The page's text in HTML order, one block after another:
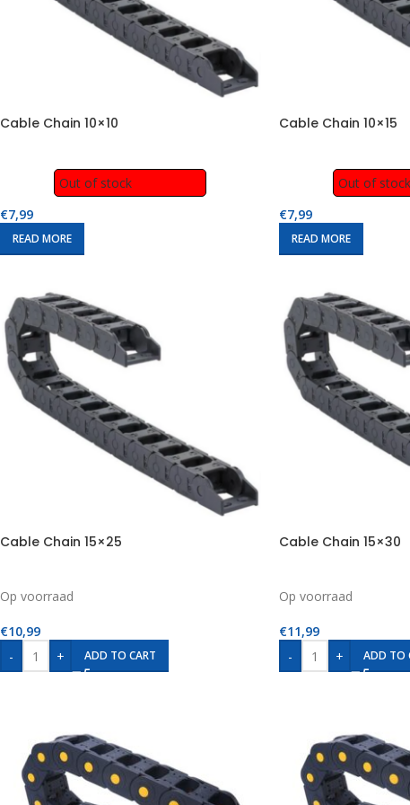
Cable Chain 10×10
Out of stock
€7,99
READ MORE
Cable Chain 10×15
Out of stock
€7,99
READ MORE
Cable Chain 15×25
Op voorraad
€10,99
-
+ ADD TO CART
Cable Chain 15×30
Op voorraad
€11,99
-
+ ADD TO